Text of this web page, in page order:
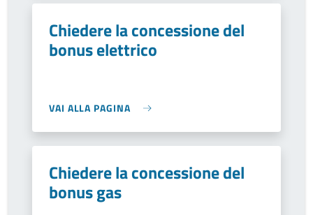
Chiedere la concessione del
bonus elettrico
VAI ALLA PAGINA
Chiedere la concessione del
bonus gas